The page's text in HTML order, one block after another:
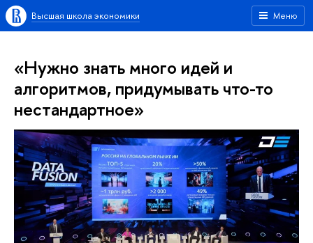
Меню
Высшая школа экономики
«Нужно знать много идей и
алгоритмов, придумывать что-то
нестандартное»